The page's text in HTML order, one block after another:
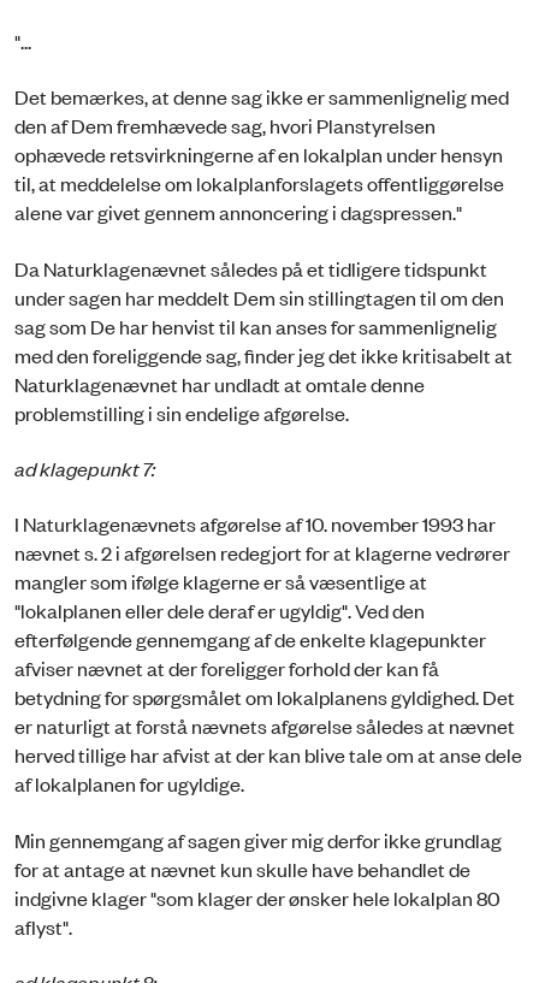
"...
Det bemærkes, at denne sag ikke er sammenlignelig med
den af Dem fremhævede sag, hvori Planstyrelsen
ophævede retsvirkningerne af en lokalplan under hensyn
til, at meddelelse om lokalplanforslagets offentliggørelse
alene var givet gennem annoncering i dagspressen."
Da Naturklagenævnet således på et tidligere tidspunkt
under sagen har meddelt Dem sin stillingtagen til om den
sag som De har henvist til kan anses for sammenlignelig
med den foreliggende sag, finder jeg det ikke kritisabelt at
Naturklagenævnet har undladt at omtale denne
problemstilling i sin endelige afgørelse.
ad klagepunkt 7:
I Naturklagenævnets afgørelse af 10. november 1993 har
nævnet s. 2 i afgørelsen redegjort for at klagerne vedrører
mangler som ifølge klagerne er så væsentlige at
"lokalplanen eller dele deraf er ugyldig". Ved den
efterfølgende gennemgang af de enkelte klagepunkter
afviser nævnet at der foreligger forhold der kan få
betydning for spørgsmålet om lokalplanens gyldighed. Det
er naturligt at forstå nævnets afgørelse således at nævnet
herved tillige har afvist at der kan blive tale om at anse dele
af lokalplanen for ugyldige.
Min gennemgang af sagen giver mig derfor ikke grundlag
for at antage at nævnet kun skulle have behandlet de
indgivne klager "som klager der ønsker hele lokalplan 80
aflyst".